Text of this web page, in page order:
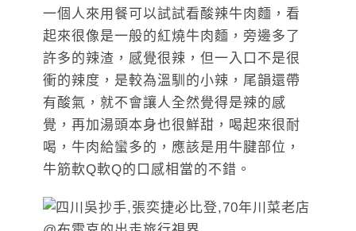
一個人來用餐可以試試看酸辣牛肉麵，看
起來很像是一般的紅燒牛肉麵，旁邊多了
許多的辣渣，感覺很辣，但一入口不是很
衝的辣度，是較為溫馴的小辣，尾韻還帶
有酸氣，就不會讓人全然覺得是辣的感
覺，再加湯頭本身也很鮮甜，喝起來很耐
喝，牛肉給蠻多的，應該是用牛腱部位，
牛筋軟Q軟Q的口感相當的不錯。